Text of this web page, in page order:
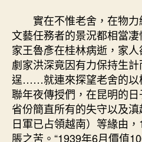
實在不惟老舍，在物
文藝任務者的景況都相當凄
家王魯彥在桂林病逝，家
劇家洪深竟因有力保持生
逞……就連來探望老舍的以
聯年夜傳授們，在昆明的
省份簡直所有的失守以及
日軍已占領越南）等緣由
脹之苦。“1939年6月價值